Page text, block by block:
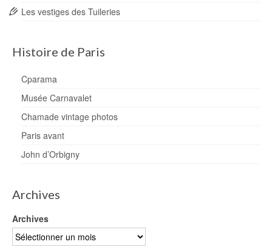
Les vestiges des Tuileries
Histoire de Paris
Cparama
Musée Carnavalet
Chamade vintage photos
Paris avant
John d’Orbigny
Archives
Archives